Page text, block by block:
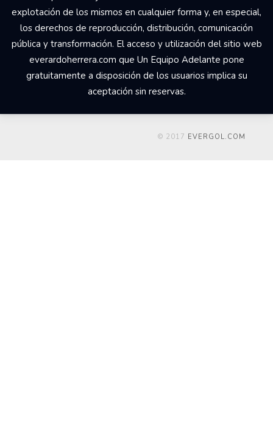
explotación de los mismos en cualquier forma y, en especial,
los derechos de reproducción, distribución, comunicación
pública y transformación. El acceso y utilización del sitio web
everardoherrera.com que Un Equipo Adelante pone
gratuitamente a disposición de los usuarios implica su
aceptación sin reservas.
© 2017 EVERGOL.COM